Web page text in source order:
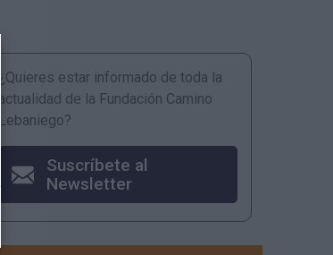
¿Quieres estar informado de toda la
actualidad de la Fundación Camino
Lebaniego?
Suscríbete al
Newsletter